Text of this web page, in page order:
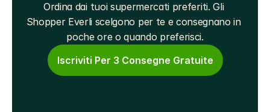
Ordina dai tuoi supermercati preferiti. Gli
Shopper Everli scelgono per te e consegnano in
poche ore o quando preferisci.
Iscriviti Per 3 Consegne Gratuite